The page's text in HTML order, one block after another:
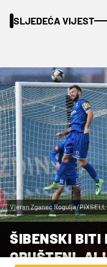
SLJEDEĆA VIJEST
Vjeran Zganec Rogulja/PIXSELL
ŠIBENSKI BITI
OPUŠTENI,